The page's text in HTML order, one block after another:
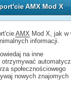
AMX Mod X
AMX Mod X, jak w
informacji.
na inne
społecznościowego
nowych znajomych